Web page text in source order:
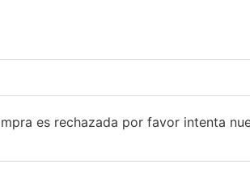
es rechazada por favor intenta